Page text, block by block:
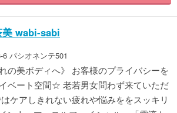
美 wabi-sabi
パシオネンテ501
の美ボディへ》 お客様のプライバシーを
ベート空間☆ 老若男女問わず来ていただ
ケアしきれない疲れや悩みををスッキリ